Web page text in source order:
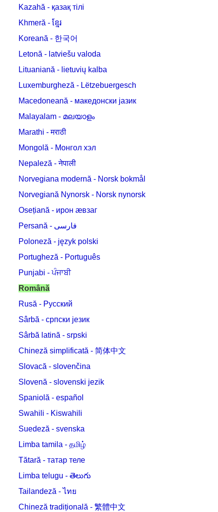
Kazahă - қазақ тілі
Khmeră - ខ្មែរ
Koreană - 한국어
Letonă - latviešu valoda
Lituaniană - lietuvių kalba
Luxemburgheză - Lëtzebuergesch
Macedoneană - македонски јазик
Malayalam - മലയാളം
Marathi - मराठी
Mongolă - Монгол хэл
Nepaleză - नेपाली
Norvegiana modernă - Norsk bokmål
Norvegiană Nynorsk - Norsk nynorsk
Osețiană - ирон æвзаг
Persană - فارسی
Poloneză - język polski
Portugheză - Português
Punjabi - ਪੰਜਾਬੀ
Română
Rusă - Русский
Sârbă - српски језик
Sârbă latină - srpski
Chineză simplificată - 简体中文
Slovacă - slovenčina
Slovenă - slovenski jezik
Spaniolă - español
Swahili - Kiswahili
Suedeză - svenska
Limba tamila - தமிழ்
Tătară - татар теле
Limba telugu - తెలుగు
Tailandeză - ไทย
Chineză tradițională - 繁體中文